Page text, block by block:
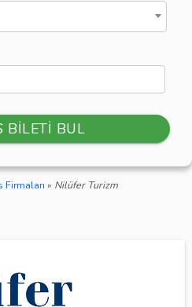
BİLETİ BUL
Firmaları » Nilüfer Turizm